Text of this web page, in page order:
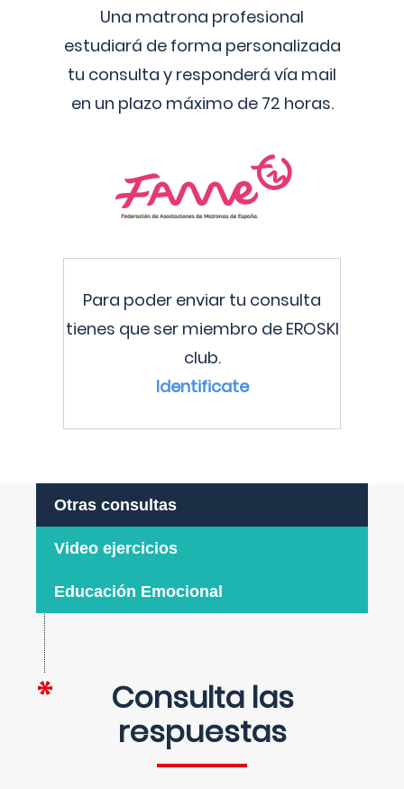
Una matrona profesional
estudiará de forma personalizada
tu consulta y responderá vía mail
en un plazo máximo de 72 horas.
Para poder enviar tu consulta
tienes que ser miembro de EROSKI
club.
Identificate
Otras consultas
Video ejercicios
Educación Emocional
Consulta las
respuestas